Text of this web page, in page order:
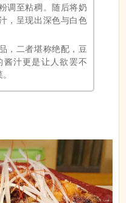
调至粘稠。随后将奶
，呈现出深色与白色
，二者堪称绝配，豆
酱汁更是让人欲罢不